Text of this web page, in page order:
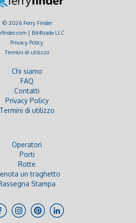
© 2026 Ferry Finder
| Bit4trade LLC
Privacy Policy
Termini di utilizzo
Chi siamo
FAQ
Contatti
Privacy Policy
Termini di utilizzo
Operatori
Porti
Rotte
un traghetto
Stampa